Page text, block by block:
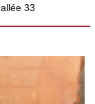
allée 33